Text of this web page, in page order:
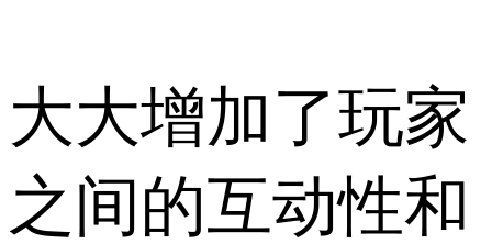
大大增加了玩家
之间的互动性和